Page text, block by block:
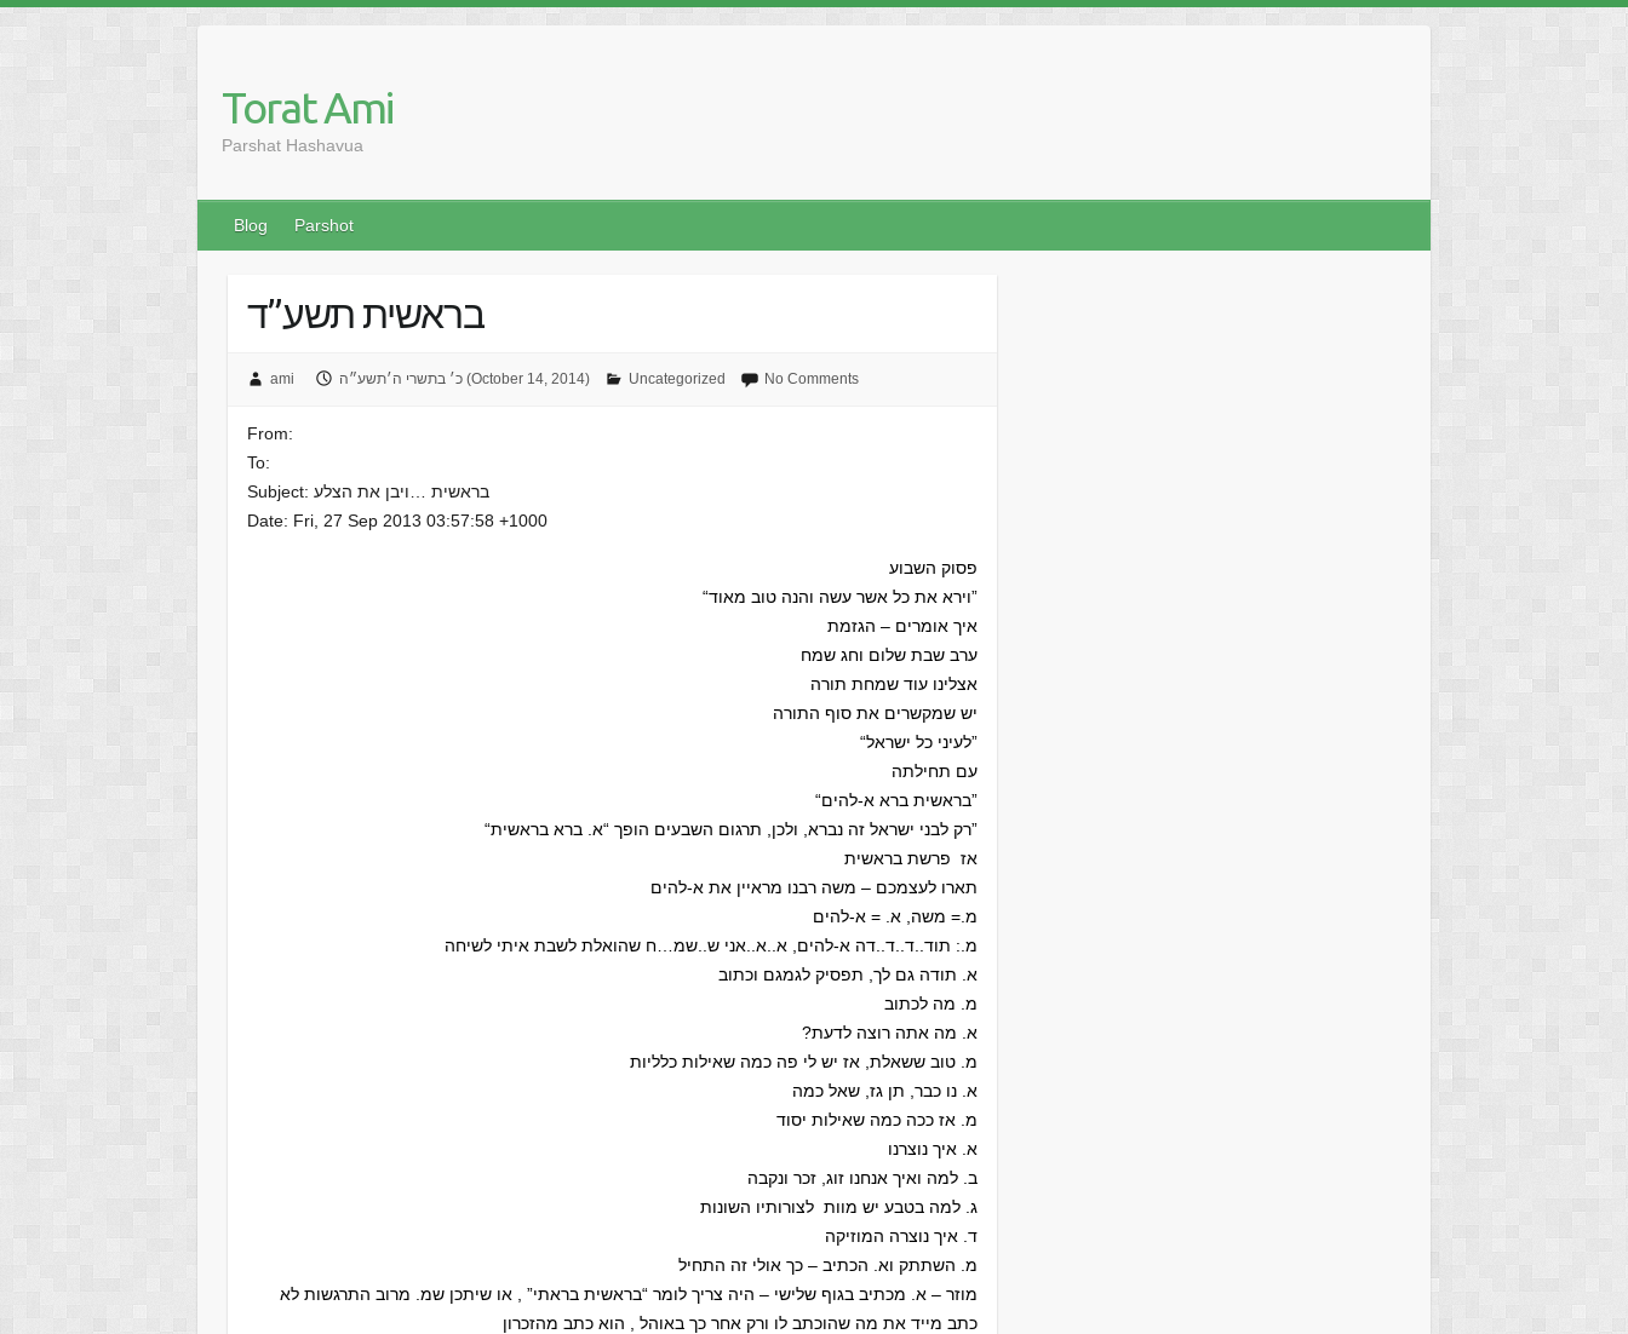
content
Torat Ami
Parshat Hashavua
Blog Parshot
בראשית תשע”ד
ami כ׳ בתשרי ה׳תשע״ה (October 14, 2014) Uncategorized No Comments
From:
To:
Subject: בראשית …ויבן את הצלע
Date: Fri, 27 Sep 2013 03:57:58 +1000
פסוק השבוע
“וירא את כל אשר עשה והנה טוב מאוד”
איך אומרים – הגזמת
ערב שבת שלום וחג שמח
אצלינו עוד שמחת תורה
יש שמקשרים את סוף התורה
“לעיני כל ישראל”
עם תחילתה
“בראשית ברא א-להים”
“רק לבני ישראל זה נברא, ולכן, תרגום השבעים הופך “א. ברא בראשית”
אז פרשת בראשית
תארו לעצמכם – משה רבנו מראיין את א-להים
מ.= משה, א. = א-להים
מ.: תוד..ד..ד..דה א-להים, א..א..אני ש..שמ…ח שהואלת לשבת איתי לשיחה
א. תודה גם לך, תפסיק לגמגם וכתוב
מ. מה לכתוב
?א. מה אתה רוצה לדעת
מ. טוב ששאלת, אז יש לי פה כמה שאילות כלליות
א. נו כבר, תן גז, שאל כמה
מ. אז ככה כמה שאילות יסוד
א. איך נוצרנו
ב. למה ואיך אנחנו זוג, זכר ונקבה
ג. למה בטבע יש מוות לצורותיו השונות
ד. איך נוצרה המוזיקה
מ. השתתק וא. הכתיב – כך אולי זה התחיל
מוזר – א. מכתיב בגוף שלישי – היה צריך לומר “בראשית בראתי” , או שיתכן שמ. מרוב התרגשות לא
כתב מייד את מה שהוכתב לו ורק אחר כך באוהל , הוא כתב מהזכרון